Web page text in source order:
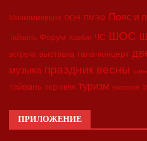
Минкоммерции ООН ПМЭФ Пояс и
Тайвань Форум Харбин ЧС ШОС
встреча выставка гала-концерт
музыка праздник весны
тайвань торговля туризм экология
ПРИЛОЖЕНИЕ